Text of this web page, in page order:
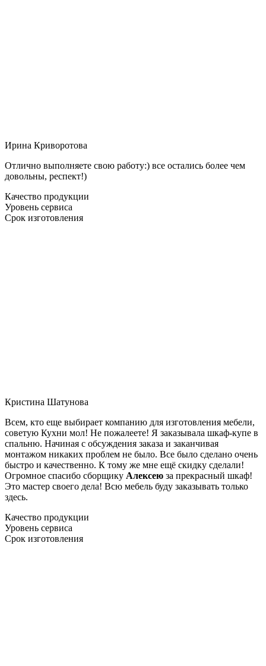
Ирина Криворотова
Отлично выполняете свою работу:) все остались более чем
довольны, респект!)
Качество продукции
Уровень сервиса
Срок изготовления
Кристина Шатунова
Всем, кто еще выбирает компанию для изготовления мебели,
советую Кухни мол! Не пожалеете! Я заказывала шкаф-купе в
спальню. Начиная с обсуждения заказа и заканчивая
монтажом никаких проблем не было. Все было сделано очень
быстро и качественно. К тому же мне ещё скидку сделали!
Огромное спасибо сборщику Алексею за прекрасный шкаф!
Это мастер своего дела! Всю мебель буду заказывать только
здесь.
Качество продукции
Уровень сервиса
Срок изготовления